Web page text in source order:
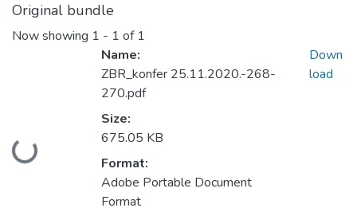
Original bundle
Now showing 1 - 1 of 1
Loading...
Name:
ZBR_konfer 25.11.2020.-268-
270.pdf
Size:
675.05 KB
Format:
Adobe Portable Document
Format
Down
load